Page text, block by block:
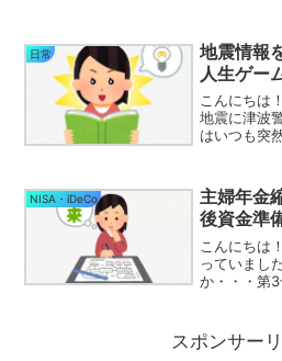
す。もとも
戦時中がベ
を今の時代
日常
地震情報
人生ゲー
こんにちは
地震に津波
はいつも突
日、地震の
を思い出し
「リアル人
NISA・iDeCo
主婦年金
後資金準
こんにちは
っていまし
か・・・第
これからは
れ！という
れ、実現す
スポンサー